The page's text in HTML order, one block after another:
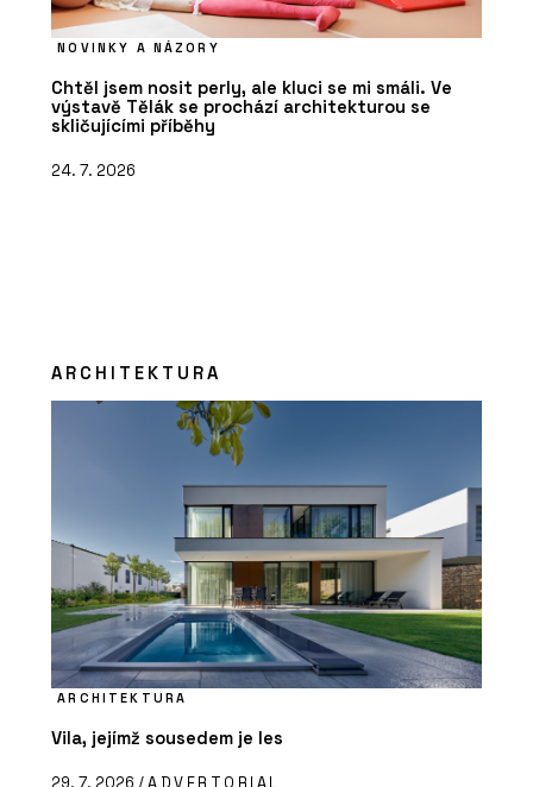
NOVINKY A NÁZORY
Chtěl jsem nosit perly, ale kluci se mi smáli. Ve
výstavě Tělák se prochází architekturou se
skličujícími příběhy
24. 7. 2026
ARCHITEKTURA
ARCHITEKTURA
Vila, jejímž sousedem je les